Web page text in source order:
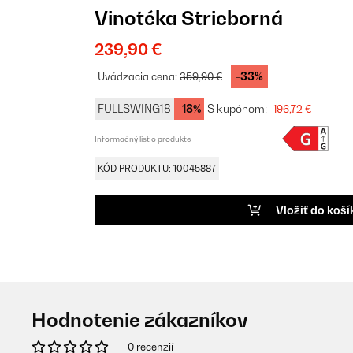
Vinotéka Strieborná
239,90 €
Uvádzacia cena:359,90 € -33%
FULLSWING18 -18% S kupónom: 196,72 €
Informačný list o produkte
KÓD PRODUKTU: 10045887
Vložiť do
Hodnotenie zákazníkov
0 recenzií